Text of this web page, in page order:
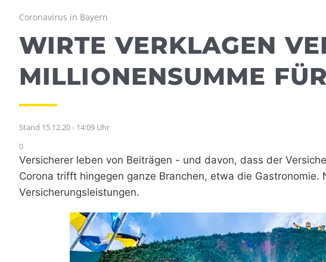
Coronavirus in Bayern
WIRTE VERKLAGEN
MILLIONENSUMME
Stand 15.12.20 - 14:09 Uhr
0
Versicherer leben von Beiträgen - und davon, dass der
Corona trifft hingegen ganze Branchen, etwa die Gastronomie.
Versicherungsleistungen.